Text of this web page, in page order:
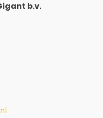
b.v.